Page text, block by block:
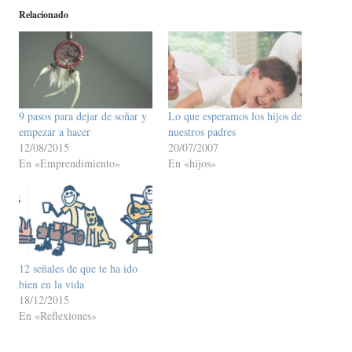
Relacionado
9 pasos para dejar de soñar y
empezar a hacer
12/08/2015
En «Emprendimiento»
Lo que esperamos los hijos de
nuestros padres
20/07/2007
En «hijos»
12 señales de que te ha ido
bien en la vida
18/12/2015
En «Reflexiones»